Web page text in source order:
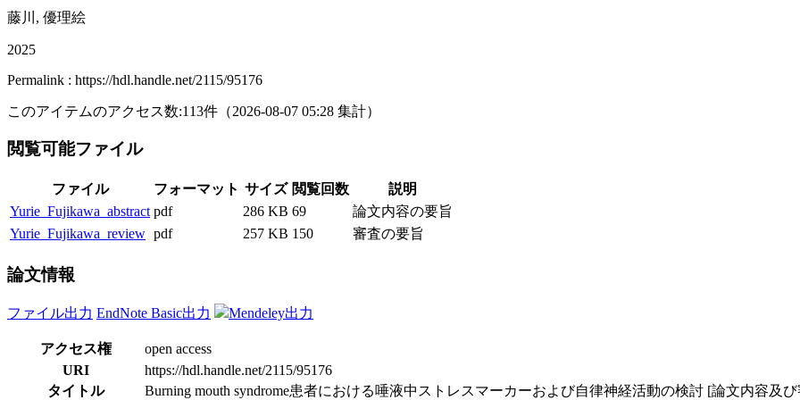
藤川, 優理絵
2025
Permalink : https://hdl.handle.net/2115/95176
このアイテムのアクセス数:113件 （2026-08-07 05:28 集計）
閲覧可能ファイル
ファイル フォーマット サイズ 閲覧回数
説明
Yurie_Fujikawa_abstract pdf 286 KB 69
論文内容の要旨
Yurie_Fujikawa_review pdf 257 KB 150 審査の要旨
論文情報
ファイル出力 EndNote Basic出力 Mendeley出力
アクセス権
open access
URI
https://hdl.handle.net/2115/95176
タイトル
Burning mouth syndrome患者における唾液中ストレスマーカーおよび自律神経活動の検討 [論文内容及